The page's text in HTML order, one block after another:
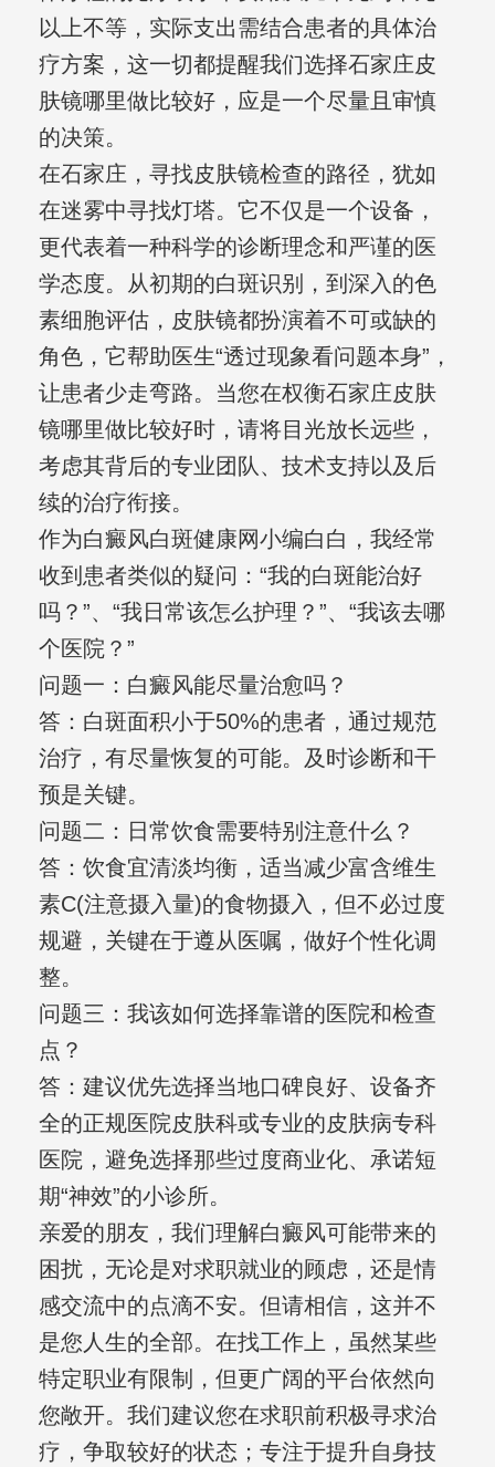
以上不等，实际支出需结合患者的具体治
疗方案，这一切都提醒我们选择石家庄皮
肤镜哪里做比较好，应是一个尽量且审慎
的决策。
在石家庄，寻找皮肤镜检查的路径，犹如
在迷雾中寻找灯塔。它不仅是一个设备，
更代表着一种科学的诊断理念和严谨的医
学态度。从初期的白斑识别，到深入的色
素细胞评估，皮肤镜都扮演着不可或缺的
角色，它帮助医生“透过现象看问题本身”，
让患者少走弯路。当您在权衡石家庄皮肤
镜哪里做比较好时，请将目光放长远些，
考虑其背后的专业团队、技术支持以及后
续的治疗衔接。
作为白癜风白斑健康网小编白白，我经常
收到患者类似的疑问：“我的白斑能治好
吗？”、“我日常该怎么护理？”、“我该去哪
个医院？”
问题一：白癜风能尽量治愈吗？
答：白斑面积小于50%的患者，通过规范
治疗，有尽量恢复的可能。及时诊断和干
预是关键。
问题二：日常饮食需要特别注意什么？
答：饮食宜清淡均衡，适当减少富含维生
素C(注意摄入量)的食物摄入，但不必过度
规避，关键在于遵从医嘱，做好个性化调
整。
问题三：我该如何选择靠谱的医院和检查
点？
答：建议优先选择当地口碑良好、设备齐
全的正规医院皮肤科或专业的皮肤病专科
医院，避免选择那些过度商业化、承诺短
期“神效”的小诊所。
亲爱的朋友，我们理解白癜风可能带来的
困扰，无论是对求职就业的顾虑，还是情
感交流中的点滴不安。但请相信，这并不
是您人生的全部。在找工作上，虽然某些
特定职业有限制，但更广阔的平台依然向
您敞开。我们建议您在求职前积极寻求治
疗，争取较好的状态；专注于提升自身技